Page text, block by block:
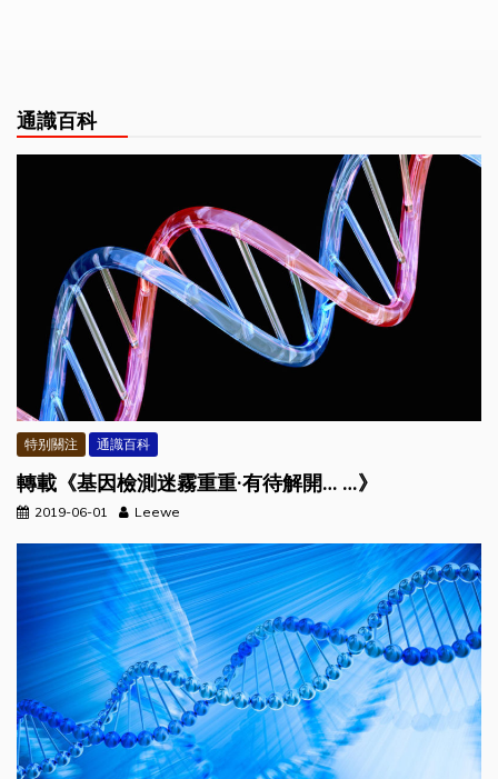
通識百科
特别關注 通識百科
轉載《基因檢測迷霧重重·有待解開… …》
2019-06-01 Leewe